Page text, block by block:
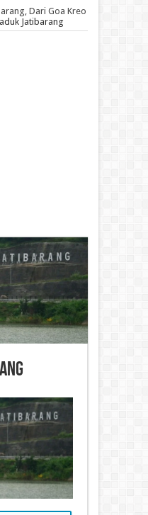
Dari Goa Kreo
Jatibarang